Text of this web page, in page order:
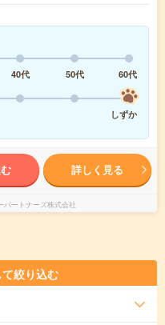
40代 50代
60代
しずか
詳しく見る
パートナーズ株式会社
絞り込む